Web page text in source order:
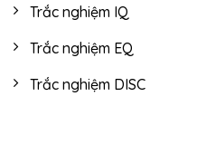
Trắc nghiệm IQ
Trắc nghiệm EQ
Trắc nghiệm DISC